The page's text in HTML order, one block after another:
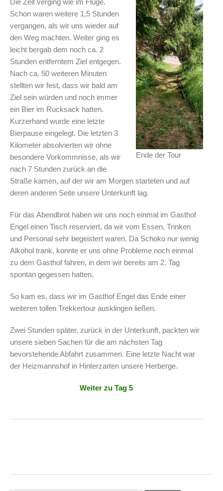
Ende der Tour
Die Zeit verging wie im Fluge.
Schon waren weitere 1,5 Stunden
vergangen, als wir uns wieder auf
den Weg machten. Weiter ging es
leicht bergab dem noch ca. 2
Stunden entferntem Ziel entgegen.
Nach ca. 50 weiteren Minuten
stellten wir fest, dass wir bald am
Ziel sein würden und noch immer
ein Bier im Rucksack hatten.
Kurzerhand wurde eine letzte
Bierpause eingelegt. Die letzten 3
Kilometer absolvierten wir ohne
besondere Vorkommnisse, als wir
nach 7 Stunden zurück an die
Straße kamen, auf der wir am Morgen starteten und auf
deren anderen Seite unsere Unterkunft lag.
Für das Abendbrot haben wir uns noch einmal im Gasthof
Engel einen Tisch reserviert, da wir vom Essen, Trinken
und Personal sehr begeistert waren. Da Schoko nur wenig
Alkohol trank, konnte er uns ohne Probleme noch einmal
zu dem Gasthof fahren, in dem wir bereits am 2. Tag
spontan gegessen hatten.
So kam es, dass wir im Gasthof Engel das Ende einer
weiteren tollen Trekkertour ausklingen ließen.
Zwei Stunden später, zurück in der Unterkunft, packten wir
unsere sieben Sachen für die am nächsten Tag
bevorstehende Abfahrt zusammen. Eine letzte Nacht war
der Heizmannshof in Hinterzarten unsere Herberge.
Weiter zu Tag 5